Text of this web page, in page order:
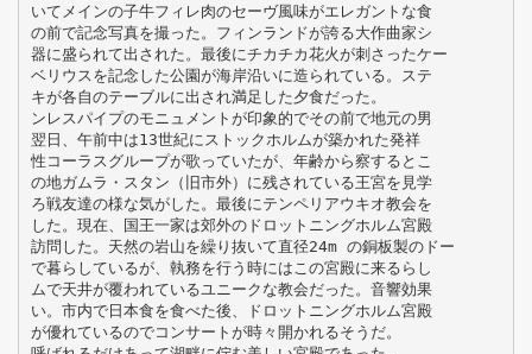
いてメインの子牛フィレ肉のセーヴ風味がエレガントな食
の前で記念写真を撮った。フィンランドが誇る大作曲家シ
器に盛られて出された。最後にチカチカ花火が刺さったケー
ベリウスを記念した公園が海岸沿いに造られている。ステ
キが各自のテーブルに出され満足した夕食だった。
ンレスパイプのモニュメントが印象的でその前で地元の男
翌日、午前中は13世紀にストックホルムが築かれた発祥
性コーラスグループが歌っていたが、年齢から察するとこ
の地ガムラ・スタン（旧市外）に残されている王宮を見学
ろ戦友達の様な気がした。最後にテンペリアウキオ教会を
した。現在、国王一家は郊外のドロットニングホルム宮殿
訪問した。天然の岩山を繰り抜いて直径24m の銅板製のドー
で暮らしているが、執務を行う時にはこの宮殿に来るらし
ムで天井が覆われているユニークな教会だった。音響効果
い。市内で日本食を食べた後、ドロットニングホルム宮殿
が優れているのでコンサートが時々開かれるそうだ。